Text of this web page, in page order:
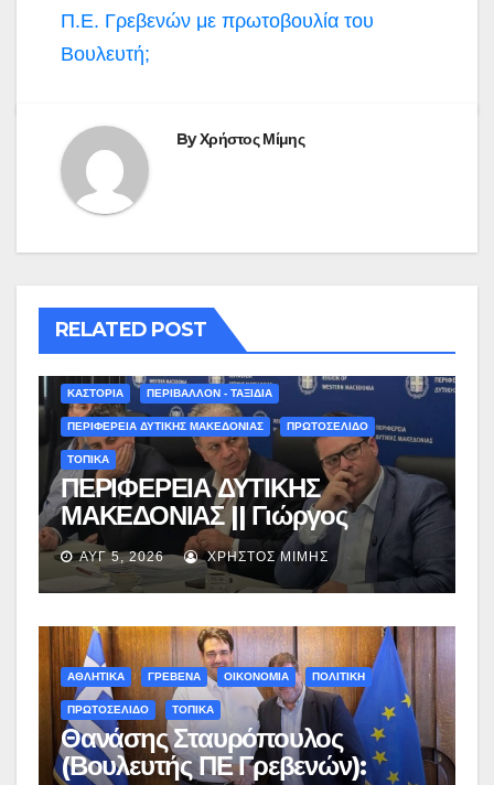
Π.Ε. Γρεβενών με πρωτοβουλία του
Βουλευτή;
ByΧρήστος Μίμης
RELATED POST
ΚΑΣΤΟΡΙΑ ΠΕΡΙΒΑΛΛΟΝ - ΤΑΞΙΔΙΑ
ΠΕΡΙΦΕΡΕΙΑ ΔΥΤΙΚΗΣ ΜΑΚΕΔΟΝΙΑΣ ΠΡΩΤΟΣΕΛΙΔΟ
ΤΟΠΙΚΑ
ΠΕΡΙΦΕΡΕΙΑ ΔΥΤΙΚΗΣ
ΜΑΚΕΔΟΝΙΑΣ || Γιώργος
Αμανατίδης για Φράγμα
Νεστορίου: «Η δέσμευσή μας
γίνεται πράξη με εξασφαλισμένη
χρηματοδότηση»
ΑΥΓ 5, 2026 ΧΡΉΣΤΟΣ ΜΊΜΗΣ
ΑΘΛΗΤΙΚΑ ΓΡΕΒΕΝΑ ΟΙΚΟΝΟΜΙΑ ΠΟΛΙΤΙΚΗ
ΠΡΩΤΟΣΕΛΙΔΟ ΤΟΠΙΚΑ
Θανάσης Σταυρόπουλος
(Βουλευτής ΠΕ Γρεβενών):